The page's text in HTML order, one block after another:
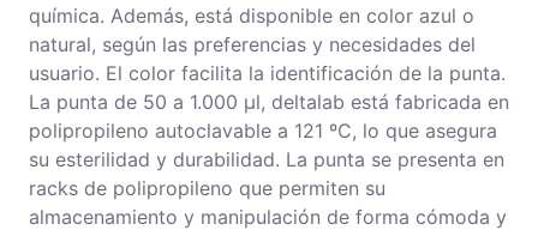
química. Además, está disponible en color azul o
natural, según las preferencias y necesidades del
usuario. El color facilita la identificación de la punta.
La punta de 50 a 1.000 µl, deltalab está fabricada en
polipropileno autoclavable a 121 ºC, lo que asegura
su esterilidad y durabilidad. La punta se presenta en
racks de polipropileno que permiten su
almacenamiento y manipulación de forma cómoda y